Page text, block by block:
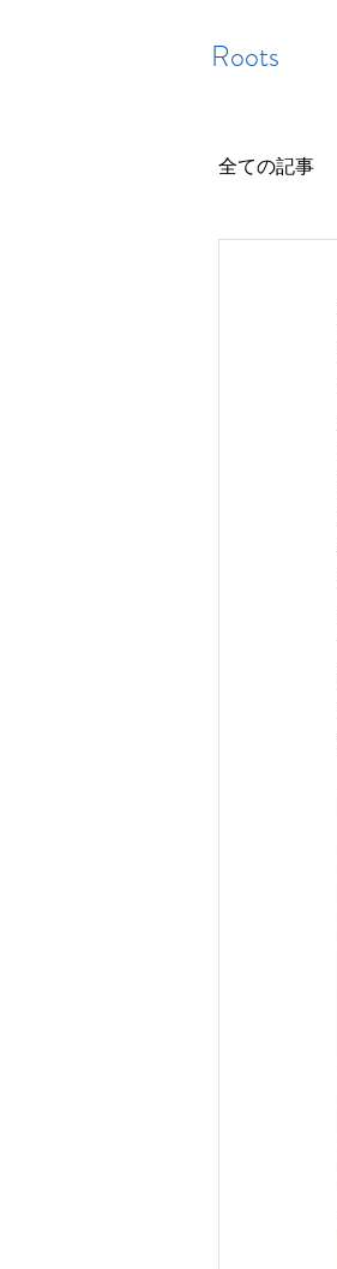
Roots
全ての記事